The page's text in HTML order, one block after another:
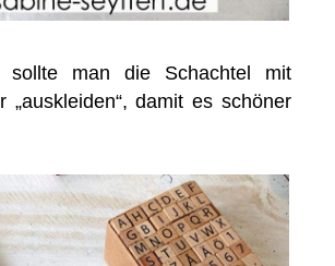
sollte man die Schachtel mit
„auskleiden“, damit es schöner